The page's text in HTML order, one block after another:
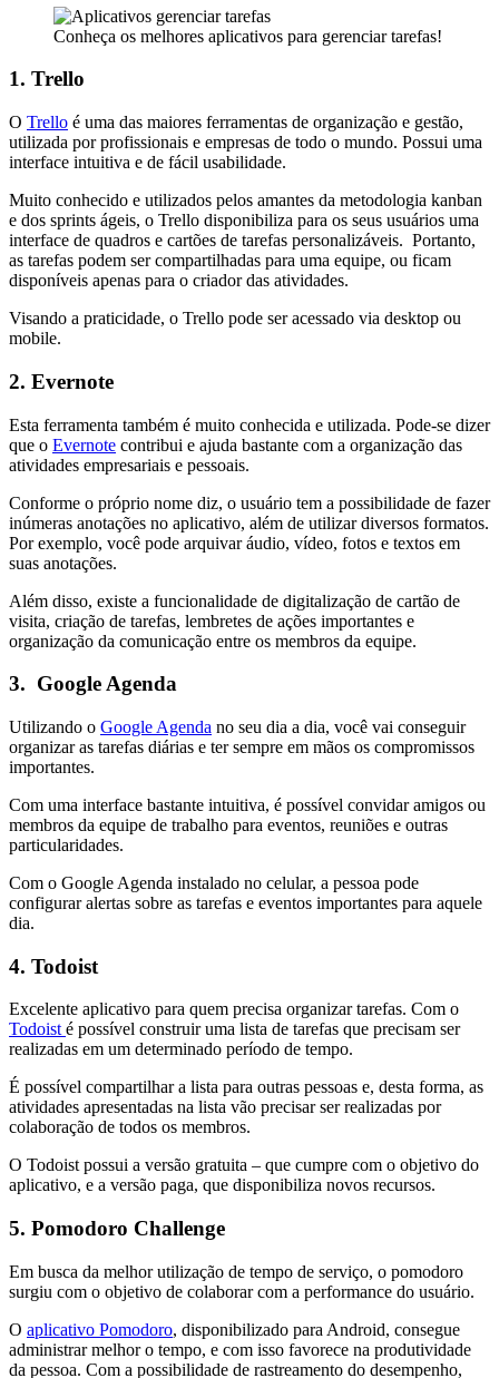
Conheça os melhores aplicativos para gerenciar tarefas!
1. Trello
O Trello é uma das maiores ferramentas de organização e gestão,
utilizada por profissionais e empresas de todo o mundo. Possui uma
interface intuitiva e de fácil usabilidade.
Muito conhecido e utilizados pelos amantes da metodologia kanban
e dos sprints ágeis, o Trello disponibiliza para os seus usuários uma
interface de quadros e cartões de tarefas personalizáveis. Portanto,
as tarefas podem ser compartilhadas para uma equipe, ou ficam
disponíveis apenas para o criador das atividades.
Visando a praticidade, o Trello pode ser acessado via desktop ou
mobile.
2. Evernote
Esta ferramenta também é muito conhecida e utilizada. Pode-se dizer
que o Evernote contribui e ajuda bastante com a organização das
atividades empresariais e pessoais.
Conforme o próprio nome diz, o usuário tem a possibilidade de fazer
inúmeras anotações no aplicativo, além de utilizar diversos formatos.
Por exemplo, você pode arquivar áudio, vídeo, fotos e textos em
suas anotações.
Além disso, existe a funcionalidade de digitalização de cartão de
visita, criação de tarefas, lembretes de ações importantes e
organização da comunicação entre os membros da equipe.
3. Google Agenda
Utilizando o Google Agenda no seu dia a dia, você vai conseguir
organizar as tarefas diárias e ter sempre em mãos os compromissos
importantes.
Com uma interface bastante intuitiva, é possível convidar amigos ou
membros da equipe de trabalho para eventos, reuniões e outras
particularidades.
Com o Google Agenda instalado no celular, a pessoa pode
configurar alertas sobre as tarefas e eventos importantes para aquele
dia.
4. Todoist
Excelente aplicativo para quem precisa organizar tarefas. Com o
Todoist é possível construir uma lista de tarefas que precisam ser
realizadas em um determinado período de tempo.
É possível compartilhar a lista para outras pessoas e, desta forma, as
atividades apresentadas na lista vão precisar ser realizadas por
colaboração de todos os membros.
O Todoist possui a versão gratuita – que cumpre com o objetivo do
aplicativo, e a versão paga, que disponibiliza novos recursos.
5. Pomodoro Challenge
Em busca da melhor utilização de tempo de serviço, o pomodoro
surgiu com o objetivo de colaborar com a performance do usuário.
O aplicativo Pomodoro, disponibilizado para Android, consegue
administrar melhor o tempo, e com isso favorece na produtividade
da pessoa. Com a possibilidade de rastreamento do desempenho,